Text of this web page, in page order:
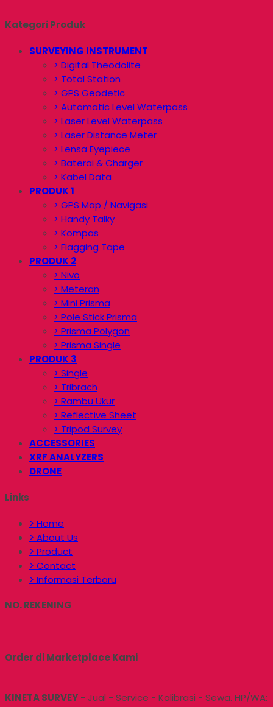
Kategori Produk
SURVEYING INSTRUMENT
> Digital Theodolite
> Total Station
> GPS Geodetic
> Automatic Level Waterpass
> Laser Level Waterpass
> Laser Distance Meter
> Lensa Eyepiece
> Baterai & Charger
> Kabel Data
PRODUK 1
> GPS Map / Navigasi
> Handy Talky
> Kompas
> Flagging Tape
PRODUK 2
> Nivo
> Meteran
> Mini Prisma
> Pole Stick Prisma
> Prisma Polygon
> Prisma Single
PRODUK 3
> Single
> Tribrach
> Rambu Ukur
> Reflective Sheet
> Tripod Survey
ACCESSORIES
XRF ANALYZERS
DRONE
Links
> Home
> About Us
> Product
> Contact
> Informasi Terbaru
NO. REKENING
Order di Marketplace Kami
KINETA SURVEY - Jual - Service - Kalibrasi - Sewa. HP/WA: